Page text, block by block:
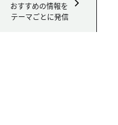
おすすめの情報を
テーマごとに発信